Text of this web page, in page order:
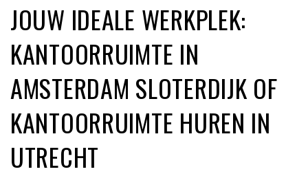
JOUW IDEALE WERKPLEK:
KANTOORRUIMTE IN
AMSTERDAM SLOTERDIJK OF
KANTOORRUIMTE HUREN IN
UTRECHT